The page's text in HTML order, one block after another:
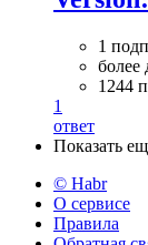
1
более
1244
1
ответ
Показать
© Habr
О сервисе
Правила